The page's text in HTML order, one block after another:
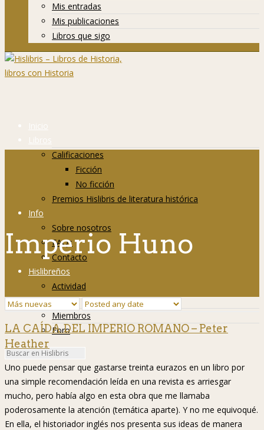
Mis entradas
Mis publicaciones
Libros que sigo
Inicio
Libros
Calificaciones
Ficción
No ficción
Premios Hislibris de literatura histórica
Info
Sobre nosotros
FAQs
Contacto
Hislibreños
Actividad
Grupos
Miembros
Foro
Imperio Huno
LA CAÍDA DEL IMPERIO ROMANO – Peter
Heather
Uno puede pensar que gastarse treinta eurazos en un libro por
una simple recomendación leída en una revista es arriesgar
mucho, pero había algo en esta obra que me llamaba
poderosamente la atención (temática aparte). Y no me equivoqué.
En ella, el historiador inglés nos presenta sus ideas de manera